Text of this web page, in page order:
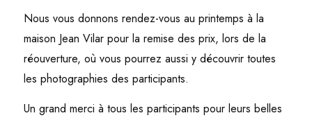
Nous vous donnons rendez-vous au printemps à la
maison Jean Vilar pour la remise des prix, lors de la
réouverture, où vous pourrez aussi y découvrir toutes
les photographies des participants.
Un grand merci à tous les participants pour leurs belles